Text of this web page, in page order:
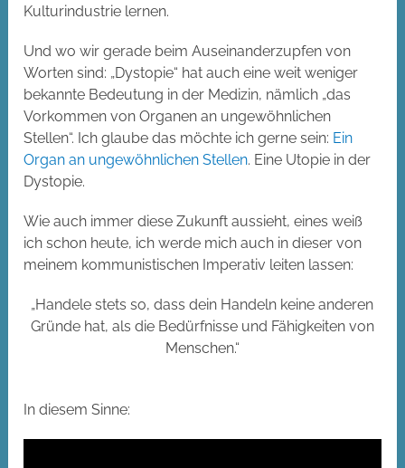
Kulturindustrie lernen.
Und wo wir gerade beim Auseinanderzupfen von
Worten sind: „Dystopie“ hat auch eine weit weniger
bekannte Bedeutung in der Medizin, nämlich „das
Vorkommen von Organen an ungewöhnlichen
Stellen“. Ich glaube das möchte ich gerne sein: Ein
Organ an ungewöhnlichen Stellen. Eine Utopie in der
Dystopie.
Wie auch immer diese Zukunft aussieht, eines weiß
ich schon heute, ich werde mich auch in dieser von
meinem kommunistischen Imperativ leiten lassen:
„Handele stets so, dass dein Handeln keine anderen
Gründe hat, als die Bedürfnisse und Fähigkeiten von
Menschen.“
In diesem Sinne: